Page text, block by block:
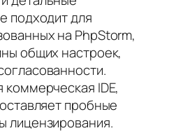
подходит для
на PhpStorm,
общих настроек,
IDE,
пробные
лицензирования.